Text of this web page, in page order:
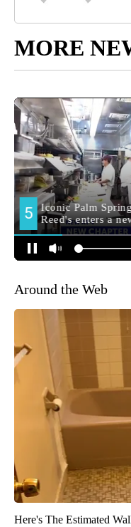
MORE
Around the Web
Here's The Estimated